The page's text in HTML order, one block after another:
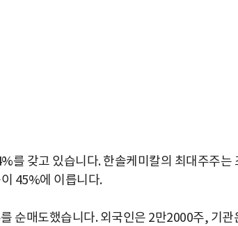
를 갖고 있습니다. 한솔케미칼의 최대주주는
45%에 이릅니다.
순매도했습니다. 외국인은 2만2000주, 기